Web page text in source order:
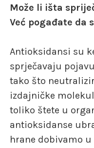
Može li išta
Već pogađate da
Antioksidansi su
sprječavaju
tako što
izdajničke
toliko štete u
antioksidanse
hrane dobivamo